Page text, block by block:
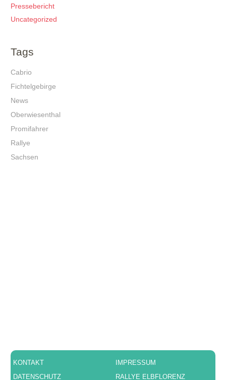
Pressebericht
Uncategorized
Tags
Cabrio
Fichtelgebirge
News
Oberwiesenthal
Promifahrer
Rallye
Sachsen
KONTAKT
IMPRESSUM
DATENSCHUTZ
RALLYE ELBFLORENZ